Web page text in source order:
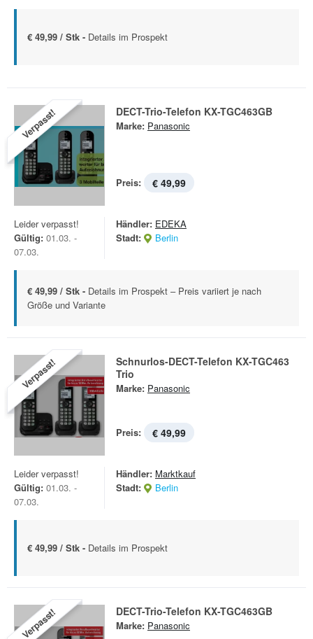
€ 49,99 / Stk - Details im Prospekt
Verpasst! DECT-Trio-Telefon KX-TGC463GB
Marke: Panasonic
Preis: € 49,99
Leider verpasst!
Gültig: 01.03. -
07.03.
Händler: EDEKA
Stadt:
Berlin
€ 49,99 / Stk - Details im Prospekt – Preis variiert je nach
Größe und Variante
Verpasst!
Schnurlos-DECT-Telefon KX-TGC463
Trio
Marke: Panasonic
Preis: € 49,99
Leider verpasst!
Gültig: 01.03. -
07.03.
Händler: Marktkauf
Stadt:
Berlin
€ 49,99 / Stk - Details im Prospekt
Verpasst! DECT-Trio-Telefon KX-TGC463GB
Marke: Panasonic